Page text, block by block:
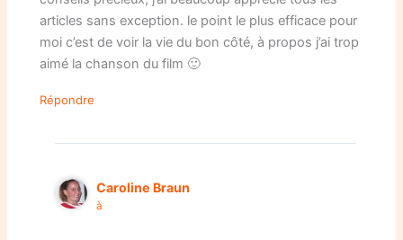
articles sans exception. le point le plus efficace pour
moi c’est de voir la vie du bon côté, à propos j’ai trop
aimé la chanson du film 🙂
Répondre
Caroline Braun
à